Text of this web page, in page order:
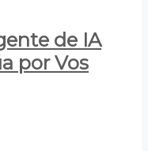
de IA
por Vos